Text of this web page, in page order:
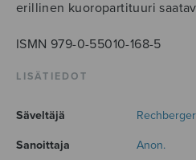
erillinen kuoropartituuri
ISMN 979-0-55010-168-5
LISÄTIEDOT
Säveltäjä
Sanoittaja Anon.